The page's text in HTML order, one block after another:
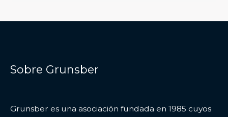
Sobre Grunsber
Grunsber es una asociación fundada en 1985 cuyos